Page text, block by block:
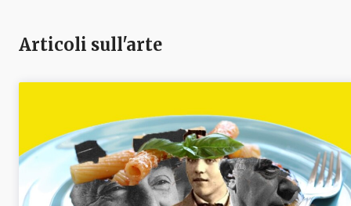
Articoli sull'arte